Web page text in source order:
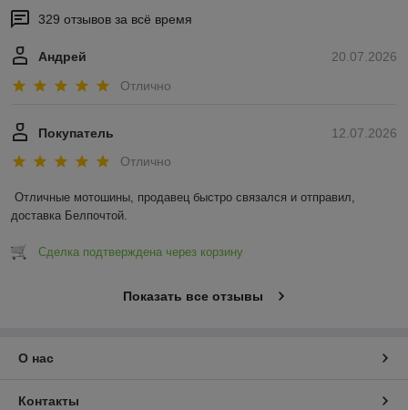
329 отзывов за всё время
20.07.2026
Андрей
Отлично
12.07.2026
Покупатель
Отлично
Отличные мотошины, продавец быстро связался и отправил,
доставка Белпочтой.
Сделка подтверждена через корзину
Показать все отзывы
О нас
Контакты